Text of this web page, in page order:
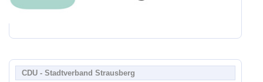
CDU - Stadtverband Strausberg